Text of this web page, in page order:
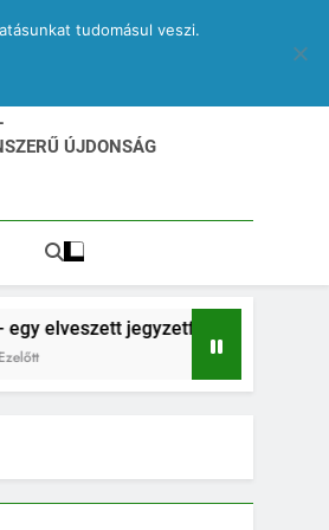
ÚJDONSÁG
jegyzetfüzet kitépett lapjai
tudomásul veszi.